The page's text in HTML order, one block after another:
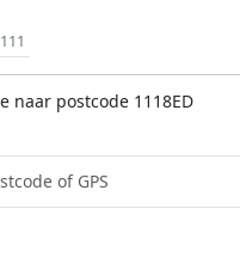
naar postcode 1118ED